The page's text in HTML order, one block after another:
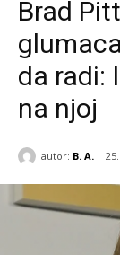
Brad
da radi:
na njoj
autor: B. A.